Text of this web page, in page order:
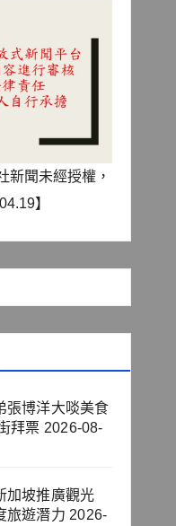
新聞未經授權，
】
張博洋大啖美食
拜票 2026-08-
加坡推廣觀光
旅遊潛力 2026-